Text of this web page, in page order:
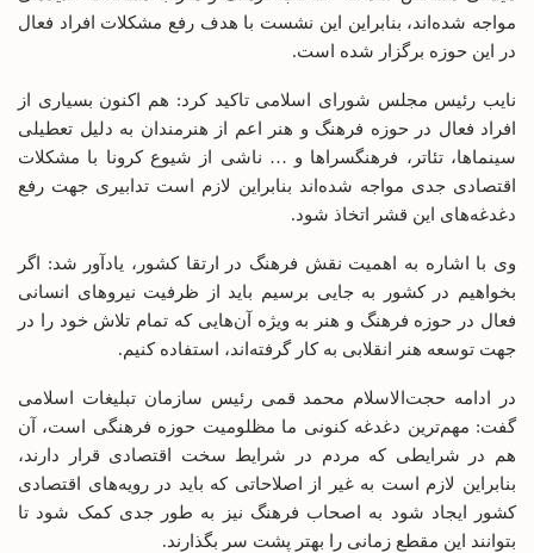
مواجه شده‌اند، بنابراین این نشست با هدف رفع مشکلات افراد فعال
در این حوزه برگزار شده است.
نایب رئیس مجلس شورای اسلامی تاکید کرد: هم اکنون بسیاری از
افراد فعال در حوزه فرهنگ و هنر اعم از هنرمندان به دلیل تعطیلی
سینماها، تئاتر، فرهنگسراها و … ناشی از شیوع کرونا با مشکلات
اقتصادی جدی مواجه شده‌اند بنابراین لازم است تدابیری جهت رفع
دغدغه‌های این قشر اتخاذ شود.
وی با اشاره به اهمیت نقش فرهنگ در ارتقا کشور، یادآور شد: اگر
بخواهیم در کشور به جایی برسیم باید از ظرفیت نیروهای انسانی
فعال در حوزه فرهنگ و هنر به ویژه آن‌هایی که تمام تلاش خود را در
جهت توسعه هنر انقلابی به کار گرفته‌اند، استفاده کنیم.
در ادامه حجت‌الاسلام محمد قمی رئیس سازمان تبلیغات اسلامی
گفت: مهم‌ترین دغدغه کنونی ما مظلومیت حوزه فرهنگی است، آن
هم در شرایطی که مردم در شرایط سخت اقتصادی قرار دارند،
بنابراین لازم است به غیر از اصلاحاتی که باید در رویه‌های اقتصادی
کشور ایجاد شود به اصحاب فرهنگ نیز به طور جدی کمک شود تا
بتوانند این مقطع زمانی را بهتر پشت سر بگذارند.